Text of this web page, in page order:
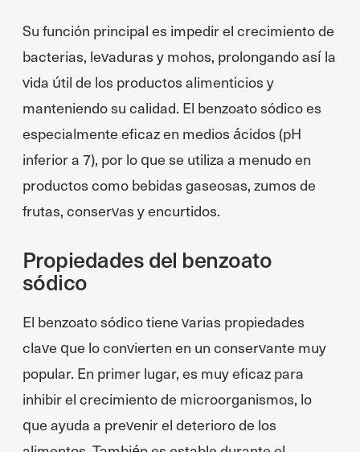
Su función principal es impedir el crecimiento de
bacterias, levaduras y mohos, prolongando así la
vida útil de los productos alimenticios y
manteniendo su calidad. El benzoato sódico es
especialmente eficaz en medios ácidos (pH
inferior a 7), por lo que se utiliza a menudo en
productos como bebidas gaseosas, zumos de
frutas, conservas y encurtidos.
Propiedades del benzoato
sódico
El benzoato sódico tiene varias propiedades
clave que lo convierten en un conservante muy
popular. En primer lugar, es muy eficaz para
inhibir el crecimiento de microorganismos, lo
que ayuda a prevenir el deterioro de los